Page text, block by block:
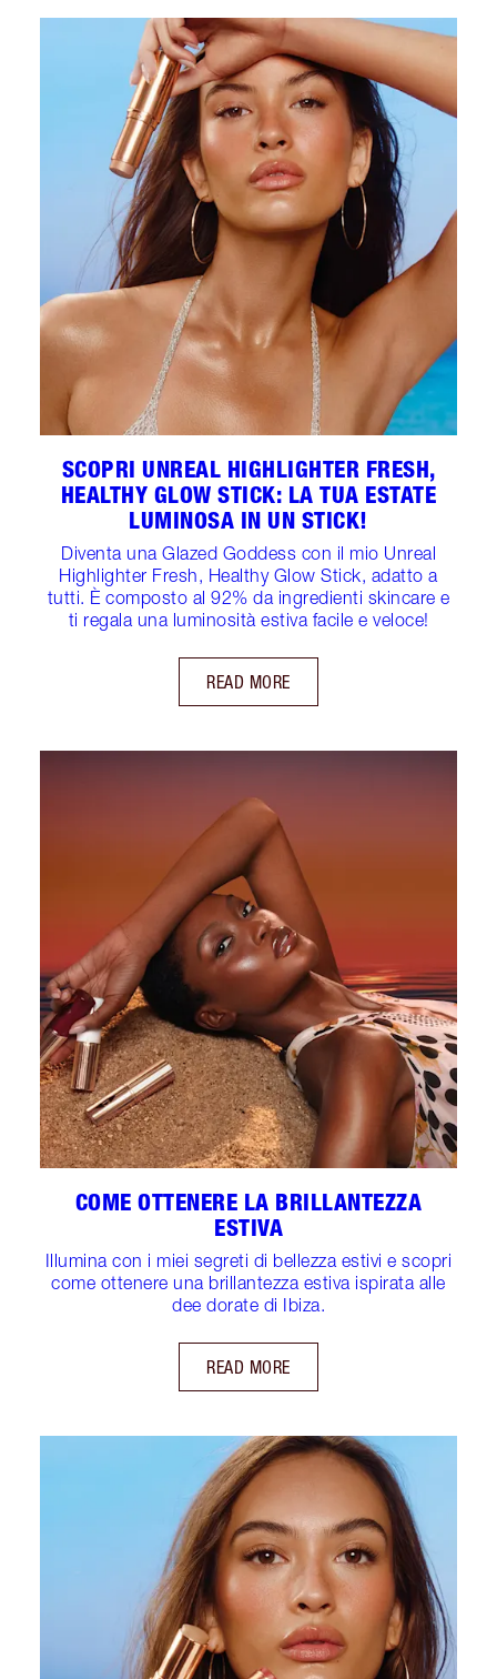
SCOPRI UNREAL HIGHLIGHTER FRESH,
HEALTHY GLOW STICK: LA TUA ESTATE
LUMINOSA IN UN STICK!
Diventa una Glazed Goddess con il mio Unreal
Highlighter Fresh, Healthy Glow Stick, adatto a
tutti. È composto al 92% da ingredienti skincare e
ti regala una luminosità estiva facile e veloce!
READ MORE
COME OTTENERE LA BRILLANTEZZA
ESTIVA
Illumina con i miei segreti di bellezza estivi e scopri
come ottenere una brillantezza estiva ispirata alle
dee dorate di Ibiza.
READ MORE